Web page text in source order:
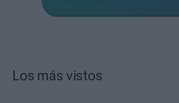
Los más vistos